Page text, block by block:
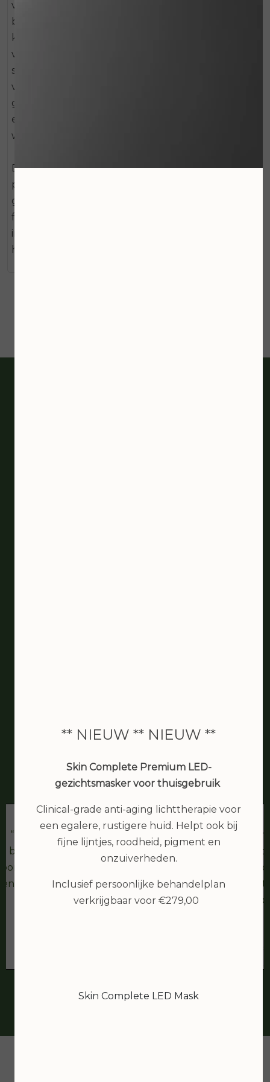
verstevigend en liftend effect, zorgt voor actieve
bescherming in de huid en heeft een zeer
krachtige antioxidant werking die de strijd met de
vrije radicalen aangaat. In plaats van de
symptomen te verbergen, worden de oorzaken
van huidveroudering op een natuurlijk wijze
gereduceerd. Deze crème zorgt daarmee voor
een stevige en jeugdig ogende huid met een hoge
weerstand tegen schadelijke (externe) invloeden.
De luchtige structuur van Juvi-Lite is zonder
parfum of allergenen samengesteld en zeer
geschikt voor de oudere, wat drogere huid. De
formule is tevens geschikt om als een extra boost
in te zetten, ofwel als verzorgende, intensief
herstellende en opbouwende crème.
De schoonheidssalon van
bea van den berg
IK ben erg tevreden met de
behandeling. Heb een goede
gevonden, waar
tijdje op zoek was. En zo dicht bij
huis... top....
Joan is
waar ze het
keren een
Heerlijk de
de fijne en
** NIEUW ** NIEUW **
Skin Complete Premium LED-
gezichtsmasker voor thuisgebruik
Clinical-grade anti-aging lichttherapie voor
een egalere, rustigere huid. Helpt ook bij
fijne lijntjes, roodheid, pigment en
onzuiverheden.
Inclusief persoonlijke behandelplan
verkrijgbaar voor €279,00
Skin Complete LED Mask